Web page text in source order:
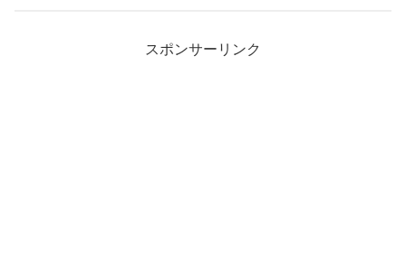
スポンサーリンク